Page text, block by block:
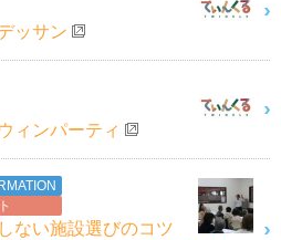
ッサン
ィンパーティ
ない施設選びのコツ